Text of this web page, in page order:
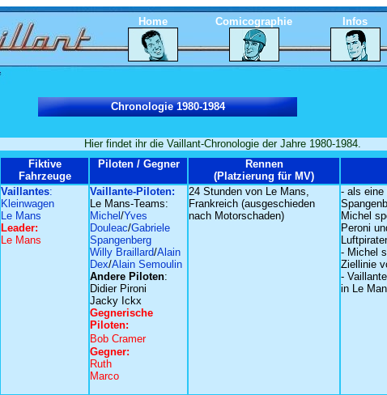
Home Comicographie Infos
Chronologie 1980-1984
Hier findet ihr die Vaillant-Chronologie der Jahre 1980-1984.
Fiktive
Fahrzeuge
Piloten / Gegner
Rennen
(Platzierung für MV)
Vaillantes:
Kleinwagen
Le Mans
Leader:
Le Mans
Vaillante-Piloten:
Le Mans-Teams:
Michel /Yves
Douleac/Gabriele
Spangenberg
Willy Braillard/Alain
Dex/Alain Semoulin
Andere Piloten:
Didier Pironi
Jacky Ickx
Gegnerische
Piloten:
Bob Cramer
Gegner:
Ruth
Marco
24 Stunden von Le Mans,
Frankreich (ausgeschieden
nach Motorschaden)
- als eine
Michel
Peroni
- Michel
Ziellinie
-
in Le